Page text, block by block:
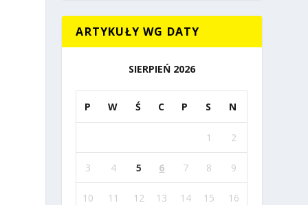
ARTYKUŁY WG DATY
SIERPIEŃ 2026
P W Ś C P S N
1 2
3 4 5 6 7 8 9
10 11 12 13 14 15 16